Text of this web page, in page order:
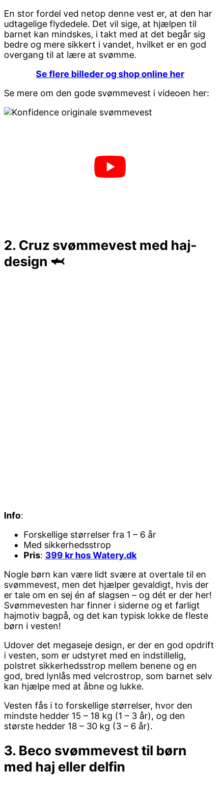
En stor fordel ved netop denne vest er, at den har
udtagelige flydedele. Det vil sige, at hjælpen til
barnet kan mindskes, i takt med at det begår sig
bedre og mere sikkert i vandet, hvilket er en god
overgang til at lære at svømme.
Se flere billeder og shop online her
Se mere om den gode svømmevest i videoen her:
2. Cruz svømmevest med haj-
design 🦈
Info:
Forskellige størrelser fra 1 – 6 år
Med sikkerhedsstrop
Pris: 399 kr hos Watery.dk
Nogle børn kan være lidt svære at overtale til en
svømmevest, men det hjælper gevaldigt, hvis der
er tale om en sej én af slagsen – og dét er der her!
Svømmevesten har finner i siderne og et farligt
hajmotiv bagpå, og det kan typisk lokke de fleste
børn i vesten!
Udover det megaseje design, er der en god opdrift
i vesten, som er udstyret med en indstillelig,
polstret sikkerhedsstrop mellem benene og en
god, bred lynlås med velcrostrop, som barnet selv
kan hjælpe med at åbne og lukke.
Vesten fås i to forskellige størrelser, hvor den
mindste hedder 15 – 18 kg (1 – 3 år), og den
største hedder 18 – 30 kg (3 – 6 år).
3. Beco svømmevest til børn
med haj eller delfin